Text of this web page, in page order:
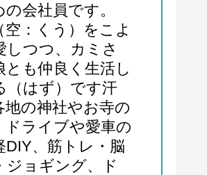
会社員です。
空：くう）をこよ
しつつ、カミさ
とも仲良く生活し
（はず）です汗
地の神社やお寺の
ドライブや愛車の
DIY、筋トレ・脳
ジョギング、ド